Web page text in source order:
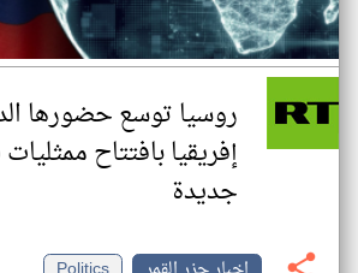
روسيا توسع حضورها
جديدة